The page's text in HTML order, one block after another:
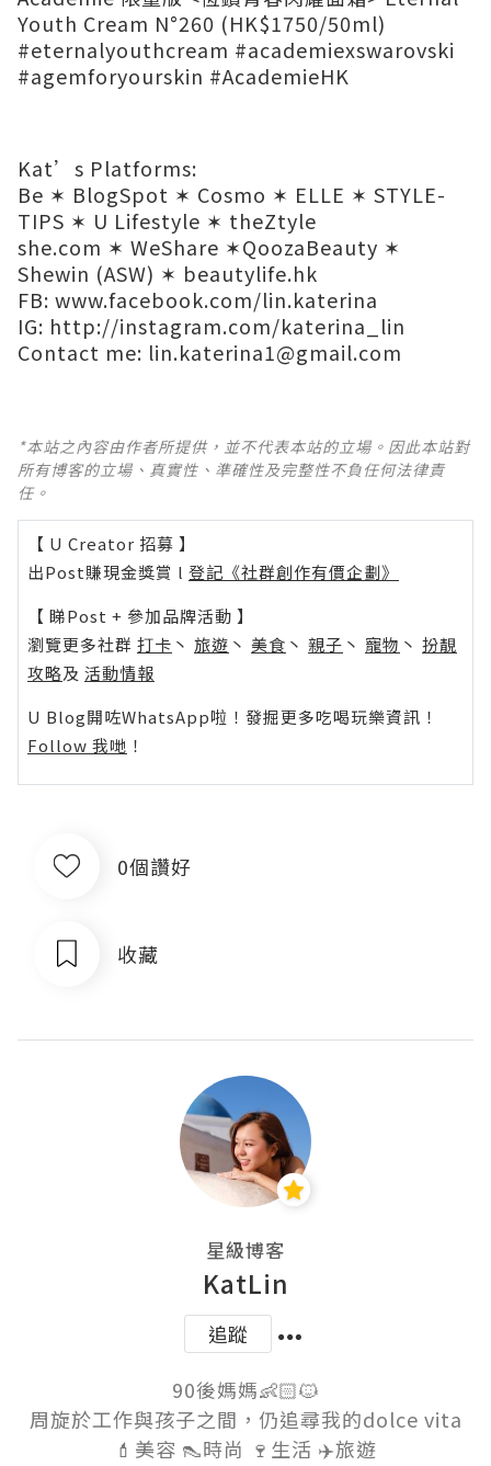
Youth Cream N°260 (HK$1750/50ml)
#eternalyouthcream #academiexswarovski
#agemforyourskin #AcademieHK
Kat’s Platforms:
Be ✶ BlogSpot ✶ Cosmo ✶ ELLE ✶ STYLE-
TIPS ✶ U Lifestyle ✶ theZtyle​
she.com ✶ WeShare ✶QoozaBeauty ✶
Shewin (ASW) ✶ beautylife.hk
FB: www.facebook.com/lin.katerina
IG: http://instagram.com/katerina_lin
Contact me: lin.katerina1@gmail.com
*本站之內容由作者所提供，並不代表本站的立場。因此本站對
所有博客的立場、真實性、準確性及完整性不負任何法律責
任。
【 U Creator 招募 】
出Post賺現金獎賞 l 登記《社群創作有價企劃》
【 睇Post + 參加品牌活動 】
瀏覽更多社群 打卡 丶 旅遊 丶 美食 丶 親子 丶 寵物 丶 扮靚
攻略及 活動情報
U Blog開咗WhatsApp啦！發掘更多吃喝玩樂資訊！
Follow 我哋 ！
0個讚好
收藏
星級博客
KatLin
追蹤
90後媽媽👶🏻🐱
周旋於工作與孩子之間，仍追尋我的dolce vita
💄美容 👠時尚 🍷生活 ✈️旅遊